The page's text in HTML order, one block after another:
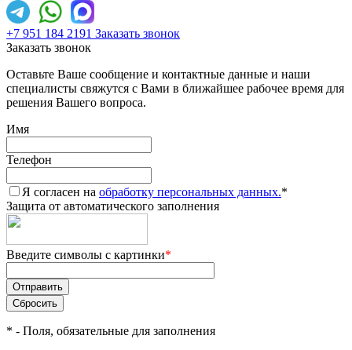
+7 951 184 2191 Заказать звонок
Заказать звонок
Оставьте Ваше сообщение и контактные данные и наши
специалисты свяжутся с Вами в ближайшее рабочее время для
решения Вашего вопроса.
Имя
Телефон
Я согласен на обработку персональных данных.*
Защита от автоматического заполнения
Введите символы с картинки*
* - Поля, обязательные для заполнения